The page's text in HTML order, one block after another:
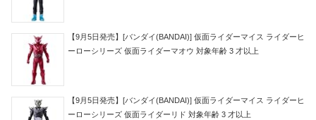
【9月5日発売】[バンダイ(BANDAI)] 仮面ライダーマイス ライダーヒ
ーローシリーズ 仮面ライダーマオウ 対象年齢 3 才以上
【9月5日発売】[バンダイ(BANDAI)] 仮面ライダーマイス ライダーヒ
ーローシリーズ 仮面ライダーリド 対象年齢 3 才以上